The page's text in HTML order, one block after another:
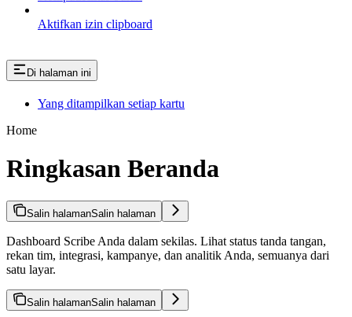
Aktifkan izin clipboard
Di halaman ini
Yang ditampilkan setiap kartu
Home
Ringkasan Beranda
Salin halamanSalin halaman
Dashboard Scribe Anda dalam sekilas. Lihat status tanda tangan,
rekan tim, integrasi, kampanye, dan analitik Anda, semuanya dari
satu layar.
Salin halamanSalin halaman